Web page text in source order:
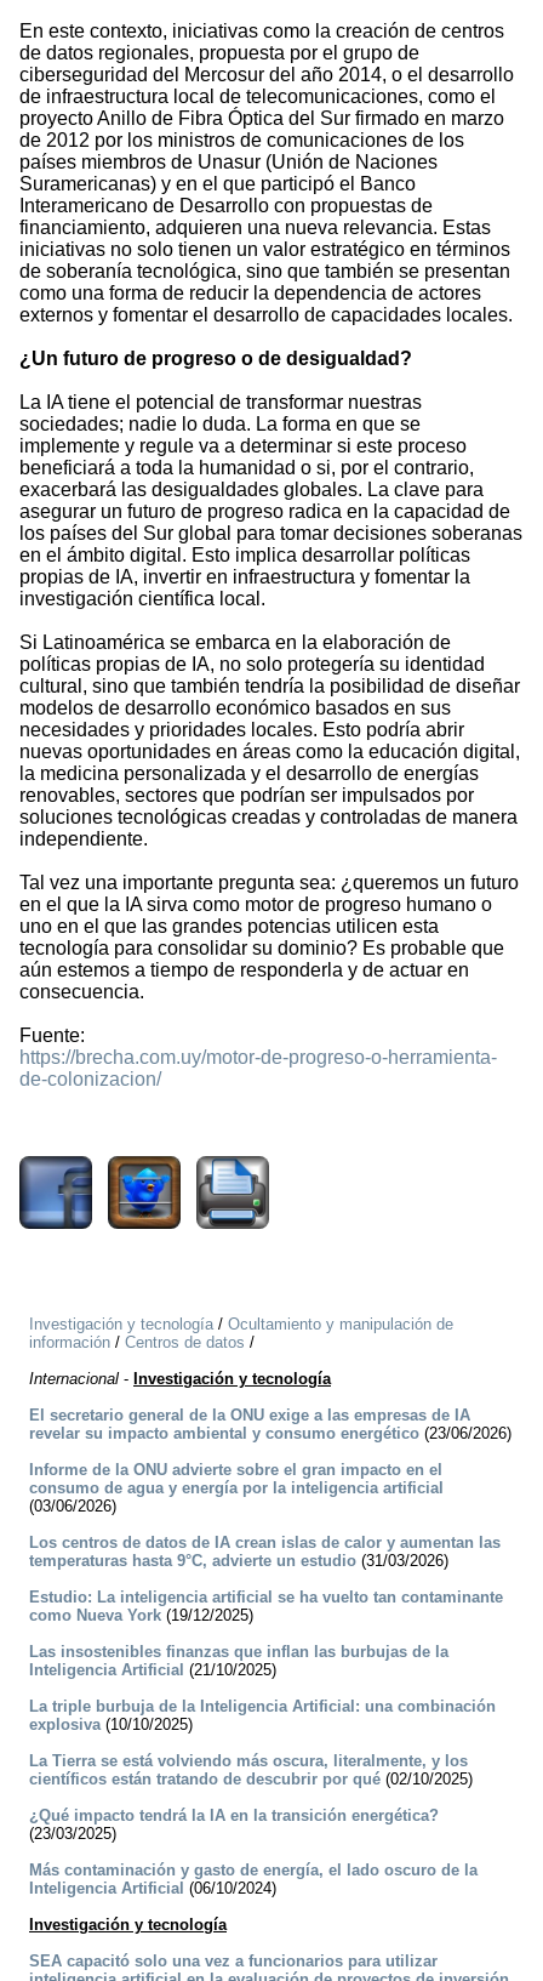
En este contexto, iniciativas como la creación de centros
de datos regionales, propuesta por el grupo de
ciberseguridad del Mercosur del año 2014, o el desarrollo
de infraestructura local de telecomunicaciones, como el
proyecto Anillo de Fibra Óptica del Sur firmado en marzo
de 2012 por los ministros de comunicaciones de los
países miembros de Unasur (Unión de Naciones
Suramericanas) y en el que participó el Banco
Interamericano de Desarrollo con propuestas de
financiamiento, adquieren una nueva relevancia. Estas
iniciativas no solo tienen un valor estratégico en términos
de soberanía tecnológica, sino que también se presentan
como una forma de reducir la dependencia de actores
externos y fomentar el desarrollo de capacidades locales.
¿Un futuro de progreso o de desigualdad?
La IA tiene el potencial de transformar nuestras
sociedades; nadie lo duda. La forma en que se
implemente y regule va a determinar si este proceso
beneficiará a toda la humanidad o si, por el contrario,
exacerbará las desigualdades globales. La clave para
asegurar un futuro de progreso radica en la capacidad de
los países del Sur global para tomar decisiones soberanas
en el ámbito digital. Esto implica desarrollar políticas
propias de IA, invertir en infraestructura y fomentar la
investigación científica local.
Si Latinoamérica se embarca en la elaboración de
políticas propias de IA, no solo protegería su identidad
cultural, sino que también tendría la posibilidad de diseñar
modelos de desarrollo económico basados en sus
necesidades y prioridades locales. Esto podría abrir
nuevas oportunidades en áreas como la educación digital,
la medicina personalizada y el desarrollo de energías
renovables, sectores que podrían ser impulsados por
soluciones tecnológicas creadas y controladas de manera
independiente.
Tal vez una importante pregunta sea: ¿queremos un futuro
en el que la IA sirva como motor de progreso humano o
uno en el que las grandes potencias utilicen esta
tecnología para consolidar su dominio? Es probable que
aún estemos a tiempo de responderla y de actuar en
consecuencia.
Fuente:
https://brecha.com.uy/motor-de-progreso-o-herramienta-
de-colonizacion/
Investigación y tecnología/ Ocultamiento y manipulación de
información / Centros de datos /
Internacional - Investigación y tecnología
El secretario general de la ONU exige a las empresas de IA
revelar su impacto ambiental y consumo energético (23/06/2026)
Informe de la ONU advierte sobre el gran impacto en el
consumo de agua y energía por la inteligencia artificial
(03/06/2026)
Los centros de datos de IA crean islas de calor y aumentan las
temperaturas hasta 9°C, advierte un estudio (31/03/2026)
Estudio: La inteligencia artificial se ha vuelto tan contaminante
como Nueva York (19/12/2025)
Las insostenibles finanzas que inflan las burbujas de la
Inteligencia Artificial (21/10/2025)
La triple burbuja de la Inteligencia Artificial: una combinación
explosiva(10/10/2025)
La Tierra se está volviendo más oscura, literalmente, y los
científicos están tratando de descubrir por qué (02/10/2025)
¿Qué impacto tendrá la IA en la transición energética?
(23/03/2025)
Más contaminación y gasto de energía, el lado oscuro de la
Inteligencia Artificial (06/10/2024)
Investigación y tecnología
SEA capacitó solo una vez a funcionarios para utilizar